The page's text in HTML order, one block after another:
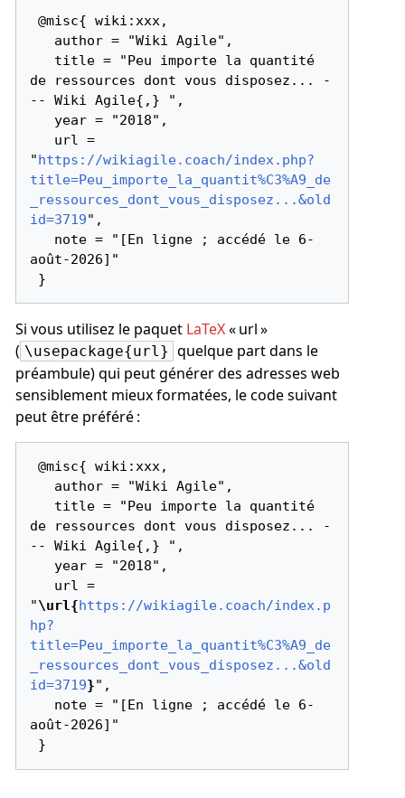
@misc{ wiki:xxx,
de ressources dont vous disposez... -
-- Wiki Agile{,} ",
"https://wikiagile.coach/index.php?
title=Peu_importe_la_quantit%C3%A9_de
_ressources_dont_vous_disposez...&old
id=3719",
août-2026]"
Si vous utilisez le paquet LaTeX« url »
( \usepackage{url} quelque part dans le
préambule) qui peut générer des adresses web
sensiblement mieux formatées, le code suivant
peut être préféré :
@misc{ wiki:xxx,
de ressources dont vous disposez... -
-- Wiki Agile{,} ",
"\url{https://wikiagile.coach/index.p
hp?
title=Peu_importe_la_quantit%C3%A9_de
_ressources_dont_vous_disposez...&old
id=3719}",
août-2026]"